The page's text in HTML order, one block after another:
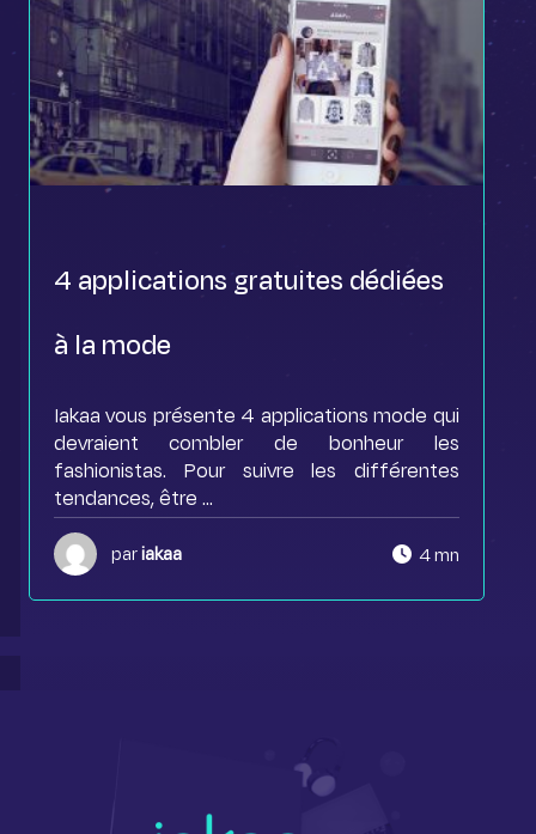
4 applications gratuites dédiées
à la mode
Iakaa vous présente 4 applications mode qui
devraient combler de bonheur les
fashionistas. Pour suivre les différentes
tendances, être ...
pariakaa 4 mn